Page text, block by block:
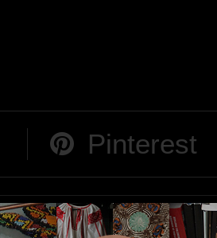
Pinterest